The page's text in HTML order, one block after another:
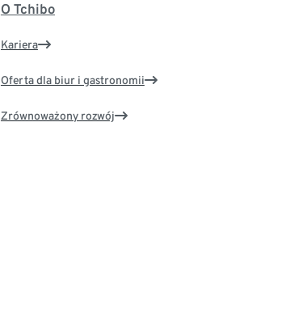
O Tchibo
Kariera
Oferta dla biur i gastronomii
Zrównoważony rozwój